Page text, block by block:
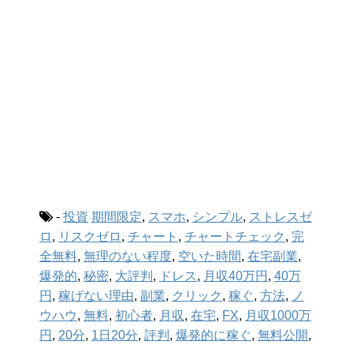
- 投資 期間限定, スマホ, シンプル, ストレスゼ
ロ , リスクゼロ , チャート , チャートチェック , 完
全無料, 無理のない程度, 空いた時間, 在宅副業,
爆発的, 秘密, 大評判 , ドレス , 月収40万円 , 40万
円 , 稼げない理由, 副業, クリック , 稼ぐ, 方法, ノ
ウハウ, 無料, 初心者, 月収, 在宅, FX, 月収1000万
円 , 20分, 1日20分, 評判 , 爆発的に稼ぐ, 無料公開,